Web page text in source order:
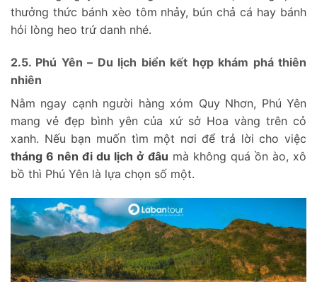
thưởng thức bánh xèo tôm nhảy, bún chả cá hay bánh
hỏi lòng heo trứ danh nhé.
2.5. Phú Yên – Du lịch biển kết hợp khám phá thiên
nhiên
Nằm ngay cạnh người hàng xóm Quy Nhơn, Phú Yên
mang vẻ đẹp bình yên của xứ sở Hoa vàng trên cỏ
xanh. Nếu bạn muốn tìm một nơi để trả lời cho việc
tháng 6 nên đi du lịch ở đâu mà không quá ồn ào, xô
bồ thì Phú Yên là lựa chọn số một.